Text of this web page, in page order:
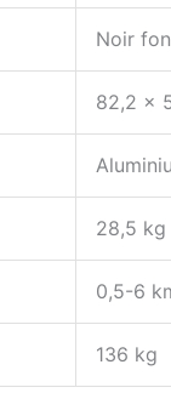
Noir
82,2 x
28,5 kg
0,5-6
136 kg